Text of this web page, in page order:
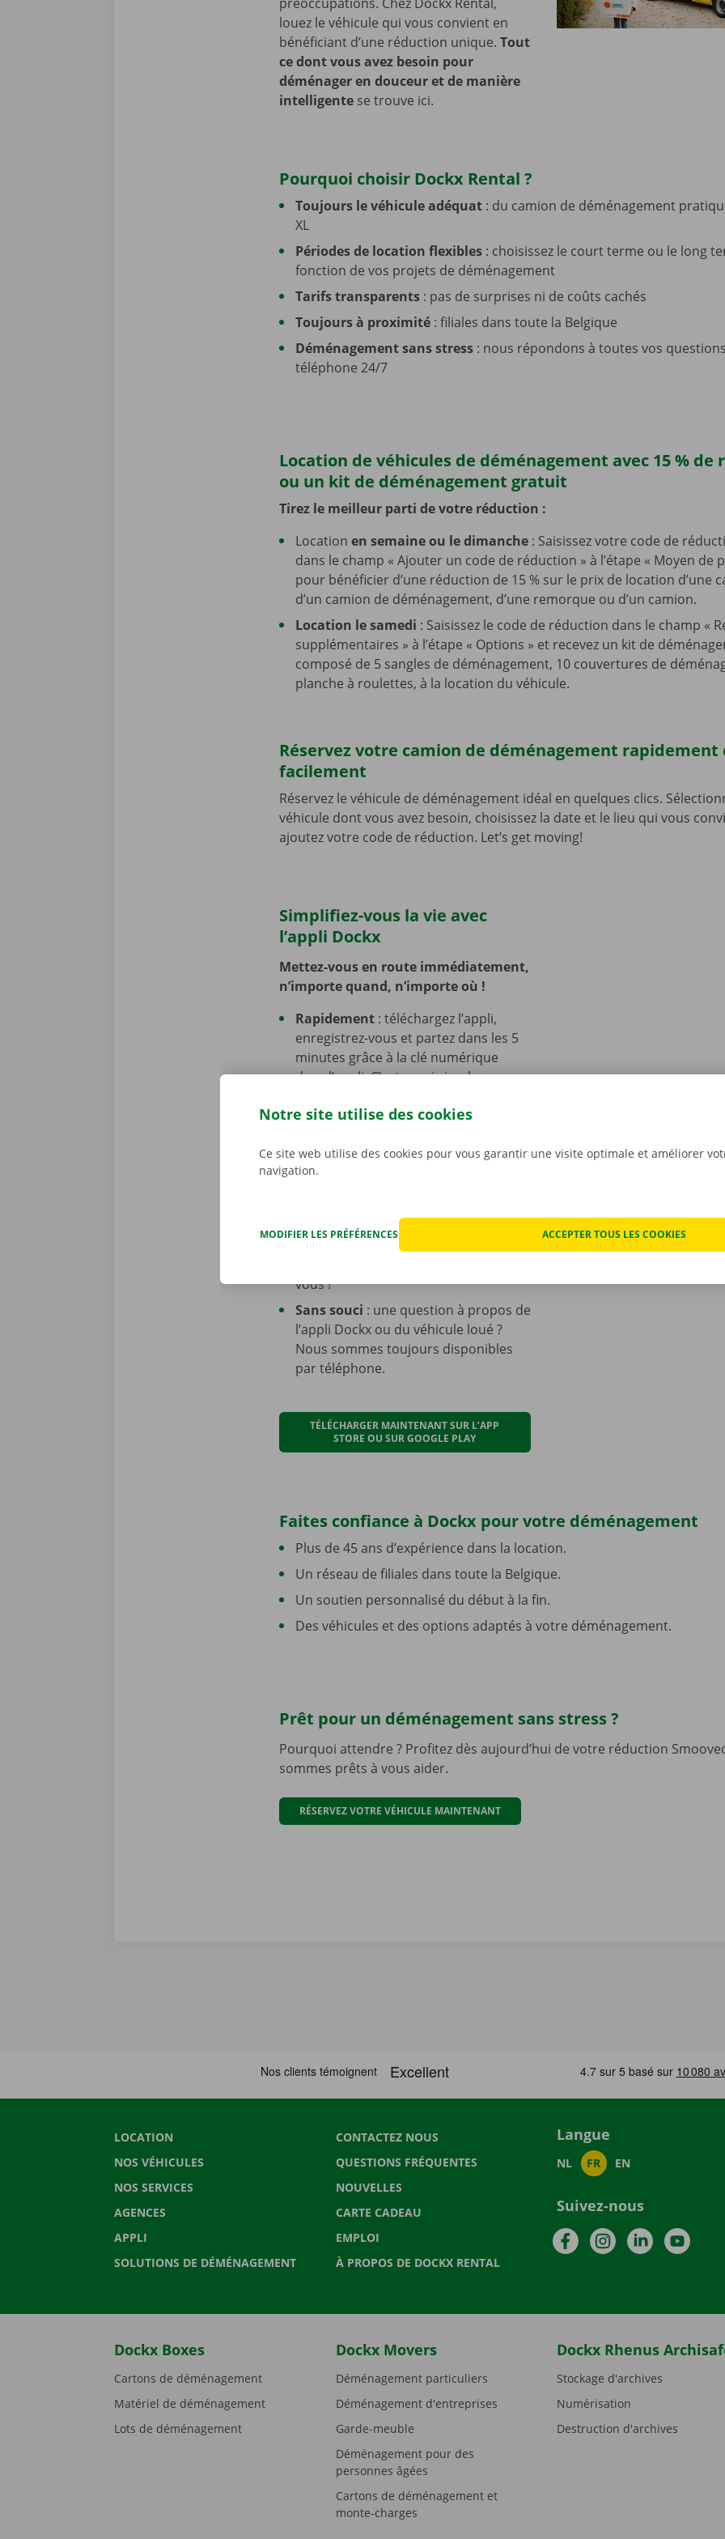
louez le véhicule qui vous convient en
bénéficiant d’une réduction unique. Tout
ce dont vous avez besoin pour
déménager en douceur et de manière
intelligentese trouve ici.
Pourquoi choisir Dockx Rental ?
Toujours le véhicule adéquat: du camion de déménagement
XL
Périodes de location flexibles: choisissez le court terme ou le long
fonction de vos projets de déménagement
Tarifs transparents: pas de surprises ni de coûts cachés
Toujours à proximité: filiales dans toute la Belgique
Déménagement sans stress: nous répondons à toutes vos
téléphone 24/7
Location de véhicules de déménagement avec 15 % de
ou un kit de déménagement gratuit
Tirez le meilleur parti de votre réduction :
Location en semaine ou le dimanche: Saisissez votre code de
dans le champ « Ajouter un code de réduction » à l’étape « Moyen de
pour bénéficier d’une réduction de 15 % sur le prix de location d’une
d’un camion de déménagement, d’une remorque ou d’un camion.
Location le samedi : Saisissez le code de réduction dans le champ «
supplémentaires » à l’étape « Options » et recevez un kit de
composé de 5 sangles de déménagement, 10 couvertures de
planche à roulettes, à la location du véhicule.
Réservez votre camion de déménagement rapidement
facilement
Réservez le véhicule de déménagement idéal en quelques clics.
véhicule dont vous avez besoin, choisissez la date et le lieu qui vous
ajoutez votre code de réduction. Let’s get moving!
Simplifiez-vous la vie avec
l’appli Dockx
Mettez-vous en route immédiatement,
n’importe quand, n’importe où !
Rapidement : téléchargez l’appli,
enregistrez-vous et partez dans les 5
minutes grâce à la clé numérique
dans l’appli. C’est aussi simple que
Toujours: plus de files d’attente ni
à tout moment, 24 heures sur 24, 7
jours sur 7.
Pick-up Points dans tout le pays et
nous continuons à nous étendre. Il y a
vous !
Sans souci : une question à propos de
l’appli Dockx ou du véhicule loué ?
Nous sommes toujours disponibles
par téléphone.
TÉLÉCHARGER MAINTENANT SUR L’APP
STORE OU SUR GOOGLE PLAY
Faites confiance à Dockx pour votre déménagement
Plus de 45 ans d’expérience dans la location.
Un réseau de filiales dans toute la Belgique.
Un soutien personnalisé du début à la fin.
Des véhicules et des options adaptés à votre déménagement.
Prêt pour un déménagement sans stress ?
Pourquoi attendre ? Profitez dès aujourd’hui de votre réduction
sommes prêts à vous aider.
RÉSERVEZ VOTRE VÉHICULE MAINTENANT
LOCATION
NOS VÉHICULES
NOS SERVICES
AGENCES
APPLI
SOLUTIONS DE DÉMÉNAGEMENT
CONTACTEZ NOUS
QUESTIONS FRÉQUENTES
NOUVELLES
CARTE CADEAU
EMPLOI
À PROPOS DE DOCKX RENTAL
Langue
NL FR EN
Suivez-nous
FacebookInstagramLinkedIn
Dockx Boxes
Cartons de déménagement
Matériel de déménagement
Lots de déménagement
Dockx Movers
Déménagement particuliers
Déménagement d'entreprises
Garde-meuble
Déménagement pour des
personnes âgées
Cartons de déménagement et
monte-charges
Dockx Rhenus
Stockage d'archives
Numérisation
Destruction d'archives
Notre site utilise des cookies
Ce site web utilise des cookies pour vous garantir une visite optimale et améliorer
navigation.
MODIFIER LES PRÉFÉRENCES ACCEPTER TOUS LES COOKIES